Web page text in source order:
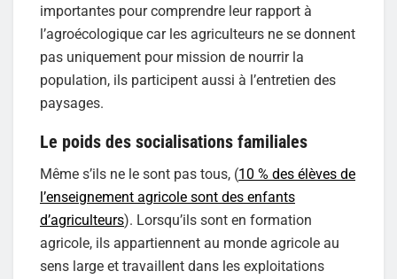
importantes pour comprendre leur rapport à
l’agroécologique car les agriculteurs ne se donnent
pas uniquement pour mission de nourrir la
population, ils participent aussi à l’entretien des
paysages.
Le poids des socialisations familiales
Même s’ils ne le sont pas tous, (10 % des élèves de
l’enseignement agricole sont des enfants
d’agriculteurs). Lorsqu’ils sont en formation
agricole, ils appartiennent au monde agricole au
sens large et travaillent dans les exploitations